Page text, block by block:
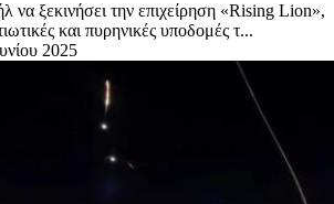
να ξεκινήσει την επιχείρηση «Rising Lion»,
και πυρηνικές υποδομές τ...
2025